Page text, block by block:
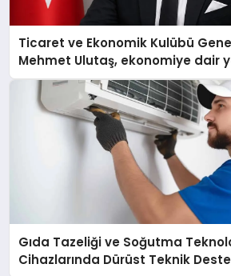
Ticaret ve Ekonomik Kulübü
Mehmet Ulutaş, ekonomiye dair
açıklamada şunları kaydetti:
Gıda Tazeliği ve Soğutma
Cihazlarında Dürüst Teknik